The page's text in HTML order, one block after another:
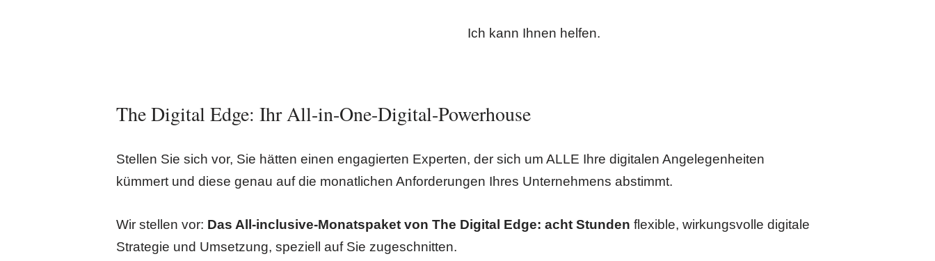
Ich kann Ihnen helfen.
The Digital Edge: Ihr All-in-One-Digital-Powerhouse
Stellen Sie sich vor, Sie hätten einen engagierten Experten, der sich um ALLE Ihre digitalen Angelegenheiten
kümmert und diese genau auf die monatlichen Anforderungen Ihres Unternehmens abstimmt.
Wir stellen vor: Das All-inclusive-Monatspaket von The Digital Edge: acht Stunden flexible, wirkungsvolle digitale
Strategie und Umsetzung, speziell auf Sie zugeschnitten.